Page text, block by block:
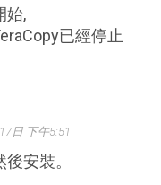
始,
已經停止
日 下午5:51
安裝。